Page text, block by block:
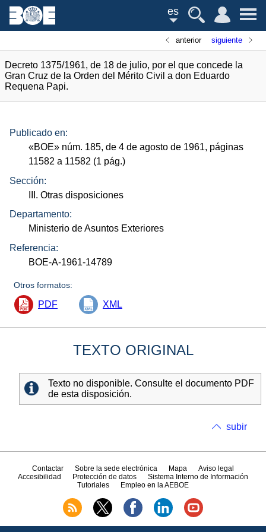
es
anterior siguiente
Decreto 1375/1961, de 18 de julio, por el que concede la
Gran Cruz de la Orden del Mérito Civil a don Eduardo
Requena Papi.
Publicado en:
«BOE» núm. 185, de 4 de agosto de 1961, páginas
11582 a 11582 (1 pág.)
Sección:
III. Otras disposiciones
Departamento:
Ministerio de Asuntos Exteriores
Referencia:
BOE-A-1961-14789
Otros formatos:
PDF XML
TEXTO ORIGINAL
Texto no disponible. Consulte el documento PDF
de esta disposición.
subir
Contactar Sobre la sede electrónica Mapa
Aviso legal
Accesibilidad
Protección de datos
Sistema Interno de Información
Tutoriales
Empleo en la AEBOE